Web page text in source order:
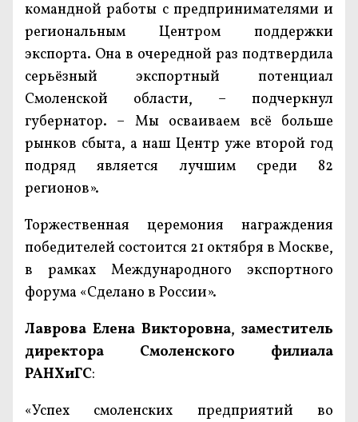
командной работы с предпринимателями и
региональным Центром поддержки
экспорта. Она в очередной раз подтвердила
серьёзный экспортный потенциал
Смоленской области, – подчеркнул
губернатор. – Мы осваиваем всё больше
рынков сбыта, а наш Центр уже второй год
подряд является лучшим среди 82
регионов».
Торжественная церемония награждения
победителей состоится 21 октября в Москве,
в рамках Международного экспортного
форума «Сделано в России».
Лаврова Елена Викторовна, заместитель
директора Смоленского филиала
РАНХиГС:
«Успех смоленских предприятий во